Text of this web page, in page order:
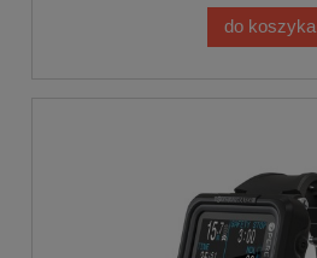
do koszyka